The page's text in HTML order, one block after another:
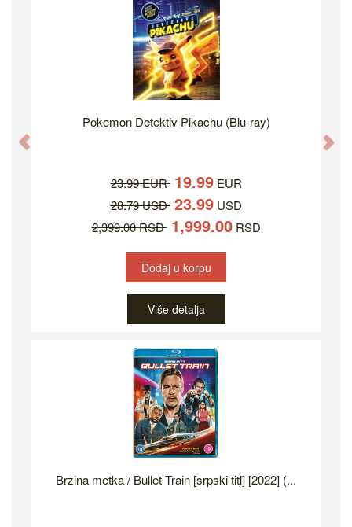
Pokemon Detektiv Pikachu (Blu-ray)
23.99 EUR 19.99EUR
28.79 USD 23.99USD
2,399.00 RSD 1,999.00RSD
Dodaj u korpu
Više detalja
Brzina metka / Bullet Train [srpski titl] [2022] (...